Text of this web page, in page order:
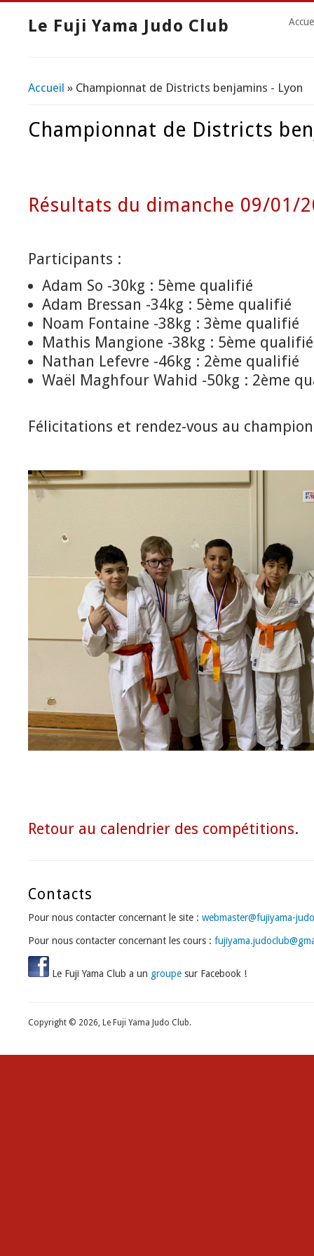
Le Fuji Yama Judo Club
Vous êtes ici
Accueil » Championnat de Districts benjamins - Lyon
Championnat de Districts
Résultats du dimanche 09/01/
Participants :
Adam So -30kg : 5ème qualifié
Adam Bressan -34kg : 5ème qualifié
Noam Fontaine -38kg : 3ème qualifié
Mathis Mangione -38kg : 5ème qualifié
Nathan Lefevre -46kg : 2ème qualifié
Waël Maghfour Wahid -50kg : 2ème
Félicitations et rendez-vous au
Retour au calendrier des compétitions.
Contacts
Pour nous contacter concernant le site : webmaster@fujiyama-
Pour nous contacter concernant les cours :
Le Fuji Yama Club a un groupe sur Facebook !
Copyright © 2026, Le Fuji Yama Judo Club.